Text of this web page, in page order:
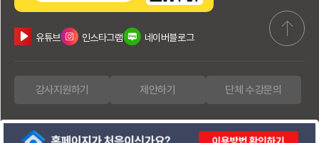
유튜브 인스타그램 네이버블로그
강사지원하기 제안하기 단체 수강문의